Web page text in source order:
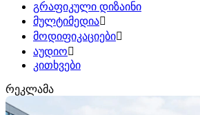
გრაფიკული დიზაინი
მულტიმედია
მოდიფიკაციები
აუდიო
კითხვები
რეკლამა